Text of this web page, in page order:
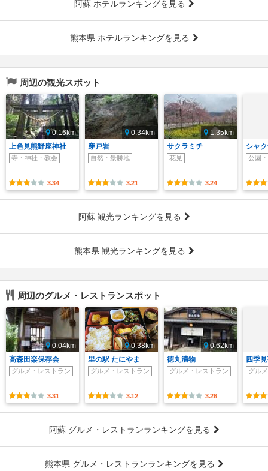
阿蘇 ホテルランキングを見る
熊本県 ホテルランキングを見る
周辺の観光スポット
0.16km
上色見熊野座神社
寺・神社・教会
3.34
0.34km
穿戸岩
自然・景勝地
3.21
1.35km
サクラミチ
花見
3.24
シャ
公園
阿蘇 観光ランキングを見る
熊本県 観光ランキングを見る
周辺のグルメ・レストランスポット
0.04km
高森田楽保存会
グルメ・レストラン
3.31
0.38km
里の駅 たにやま
グルメ・レストラン
3.12
0.62km
徳丸漬物
グルメ・レストラン
3.26
四季
グル
阿蘇 グルメ・レストランランキングを見る
熊本県 グルメ・レストランランキングを見る